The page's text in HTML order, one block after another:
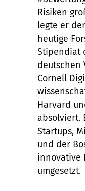
Risiken
legte er
heutige
Stipendiat
deutschen
Cornell
Harvard
absolviert.
Startups,
und der
innovative
umgesetzt.